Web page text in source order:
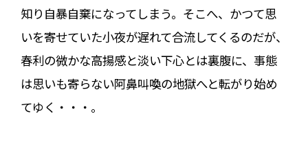
知り自暴自棄になってしまう。そこへ、かつて思
いを寄せていた小夜が遅れて合流してくるのだが、
春利の微かな高揚感と淡い下心とは裏腹に、事態
は思いも寄らない阿鼻叫喚の地獄へと転がり始め
てゆく・・・。